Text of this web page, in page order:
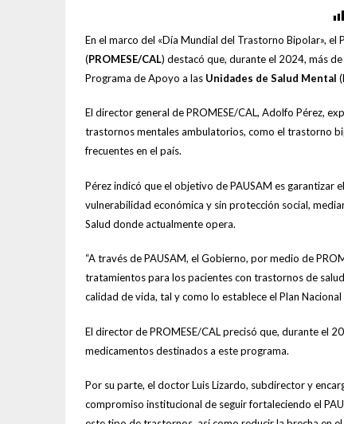
En el marco del «Día Mundial del Trastorno Bipolar»,
(PROMESE/CAL) destacó que, durante el 2024, más
Programa de Apoyo a las Unidades de Salud Mental
El director general de PROMESE/CAL, Adolfo Pérez,
trastornos mentales ambulatorios, como el trastorno
frecuentes en el país.
Pérez indicó que el objetivo de PAUSAM es garantizar
vulnerabilidad económica y sin protección social,
Salud donde actualmente opera.
“A través de PAUSAM, el Gobierno, por medio de
tratamientos para los pacientes con trastornos de
calidad de vida, tal y como lo establece el Plan
El director de PROMESE/CAL precisó que, durante el
medicamentos destinados a este programa.
Por su parte, el doctor Luis Lizardo, subdirector y
compromiso institucional de seguir fortaleciendo el